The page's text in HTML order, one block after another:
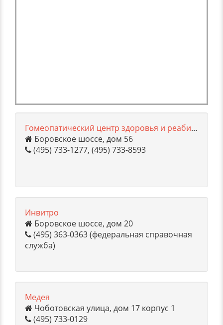
Гомеопатический центр здоровья и реабилитации
Боровское шоссе, дом 56
(495) 733-1277, (495) 733-8593
Инвитро
Боровское шоссе, дом 20
(495) 363-0363 (федеральная справочная
служба)
Медея
Чоботовская улица, дом 17 корпус 1
(495) 733-0129